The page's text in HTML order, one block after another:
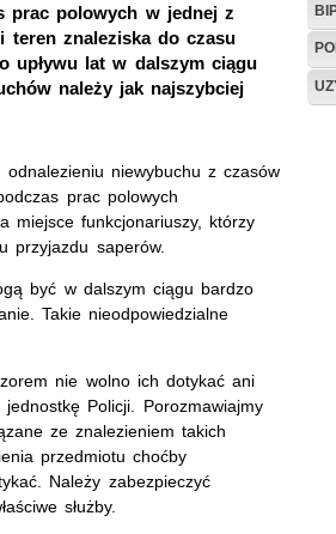
prac polowych w jednej z
teren znaleziska do czasu
upływu lat w dalszym ciągu
należy jak najszybciej
niewybuchu z czasów
prac polowych
miejsce funkcjonariuszy, którzy
przyjazdu saperów.
być w dalszym ciągu bardzo
Takie nieodpowiedzialne
nie wolno ich dotykać ani
Policji. Porozmawiajmy
ze znalezieniem takich
przedmiotu choćby
Należy zabezpieczyć
służby.